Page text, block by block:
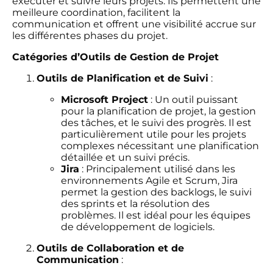
meilleure coordination, facilitent la
communication et offrent une visibilité accrue sur
les différentes phases du projet.
Catégories d’Outils de Gestion de Projet
Outils de Planification et de Suivi :
Microsoft Project : Un outil puissant
pour la planification de projet, la gestion
des tâches, et le suivi des progrès. Il est
particulièrement utile pour les projets
complexes nécessitant une planification
détaillée et un suivi précis.
Jira : Principalement utilisé dans les
environnements Agile et Scrum, Jira
permet la gestion des backlogs, le suivi
des sprints et la résolution des
problèmes. Il est idéal pour les équipes
de développement de logiciels.
Outils de Collaboration et de
Communication :